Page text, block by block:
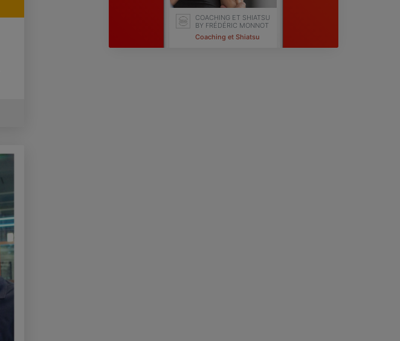
COACHING ET SHIATSU
BY FRÉDÉRIC MONNOT
Coaching et Shiatsu